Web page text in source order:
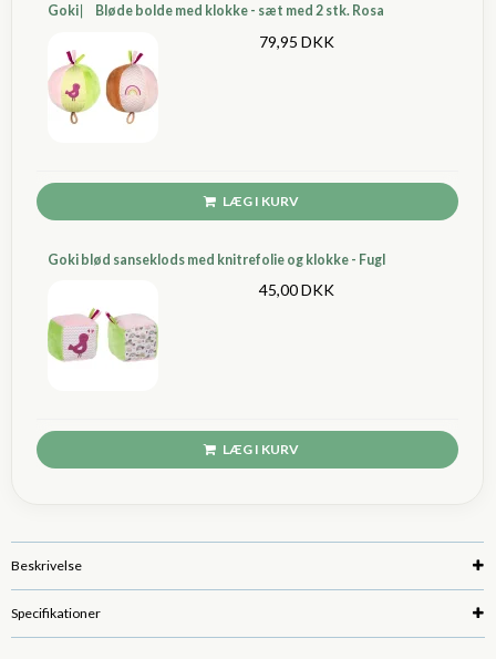
Goki ⎸ Bløde bolde med klokke - sæt med 2 stk. Rosa
79,95 DKK
LÆG I KURV
Goki blød sanseklods med knitrefolie og klokke - Fugl
45,00 DKK
LÆG I KURV
Beskrivelse
Specifikationer